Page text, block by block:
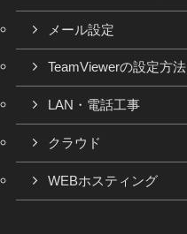
メール設定
TeamViewerの設定方法
LAN・電話工事
クラウド
WEBホスティング